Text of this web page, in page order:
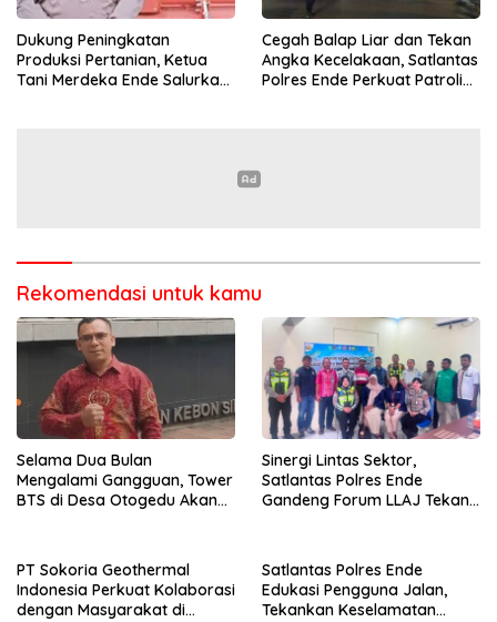
Dukung Peningkatan
Produksi Pertanian, Ketua
Tani Merdeka Ende Salurkan
Cegah Balap Liar dan Tekan
Angka Kecelakaan, Satlantas
Polres Ende Perkuat Patroli
Rekomendasi untuk kamu
Selama Dua Bulan
Mengalami Gangguan, Tower
BTS di Desa Otogedu Akan
Sinergi Lintas Sektor,
Satlantas Polres Ende
Gandeng Forum LLAJ Tekan
PT Sokoria Geothermal
Indonesia Perkuat Kolaborasi
dengan Masyarakat di
Satlantas Polres Ende
Edukasi Pengguna Jalan,
Tekankan Keselamatan